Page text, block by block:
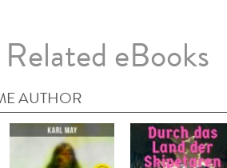
Related eBooks
AUTHOR